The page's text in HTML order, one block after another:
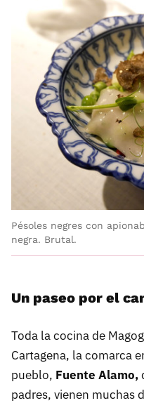
Pésoles negres con
negra. Brutal.
Un paseo por el
Toda la cocina de
Cartagena, la comarca
pueblo, Fuente Alamo,
padres, vienen muchas